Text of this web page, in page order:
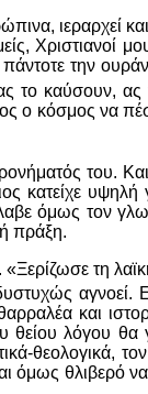
ιεραρχεί
Χριστιανοί
την
το καύσουν, ας
ο κόσμος να
του.
κατείχε υψηλή
όμως τον
πράξη.
«Ξερίζωσε τη
αγνοεί.
και
λόγου θα
θεολογικά,
όμως θλιβερό να